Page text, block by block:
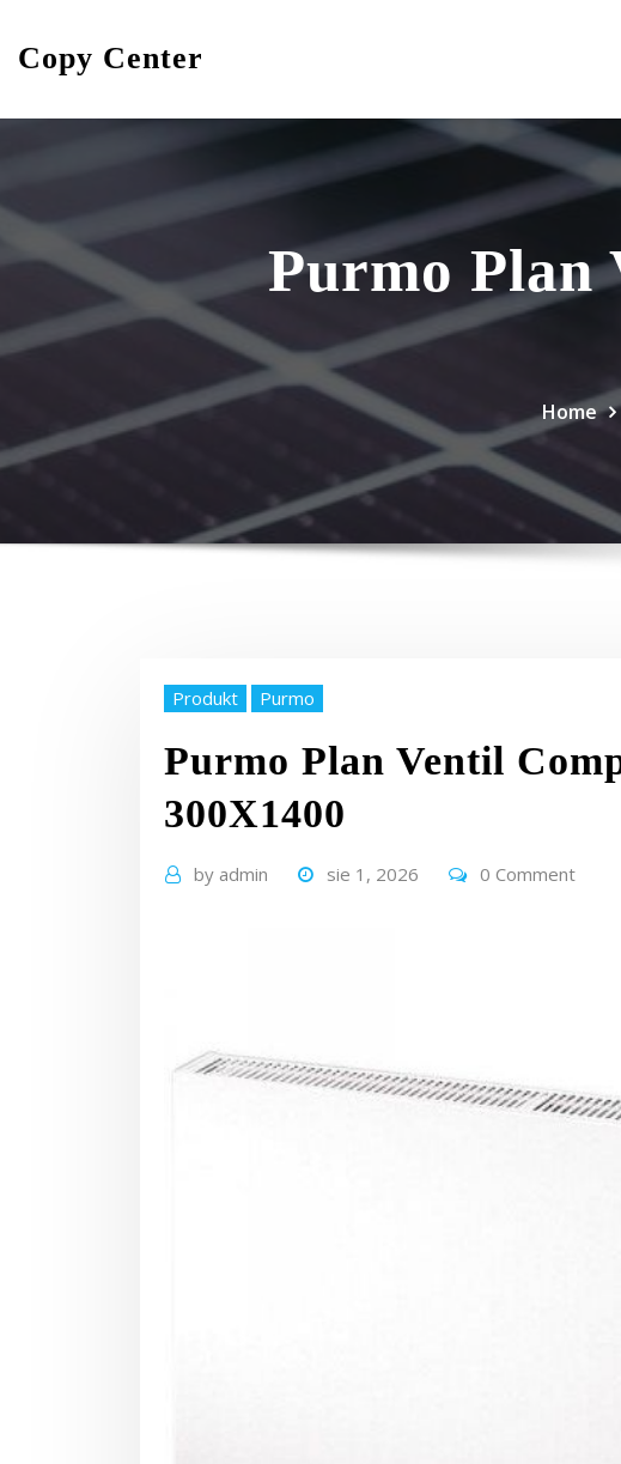
content
Copy Center
Purmo Plan
Home
Produkt Purmo
Purmo Plan Ventil
300X1400
by admin sie 1, 2026 0 Comment